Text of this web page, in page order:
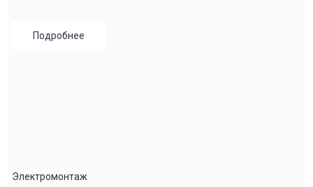
Подробнее
Электромонтаж